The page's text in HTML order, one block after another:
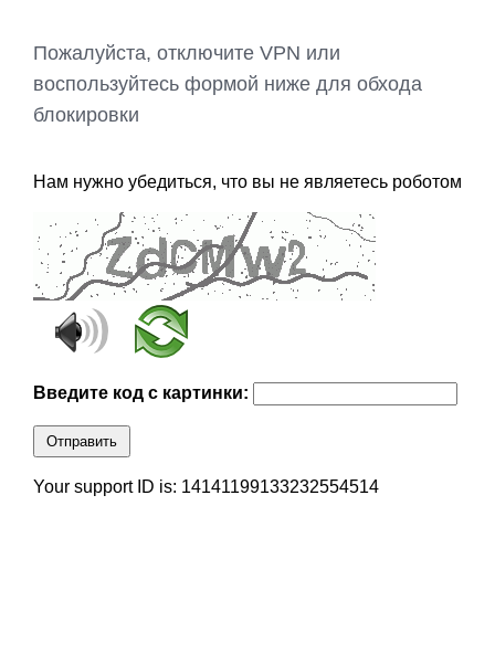
Пожалуйста, отключите VPN или
воспользуйтесь формой ниже для обхода
блокировки
Нам нужно убедиться, что вы не являетесь роботом
Введите код с картинки:
Отправить
Your support ID is: 14141199133232554514